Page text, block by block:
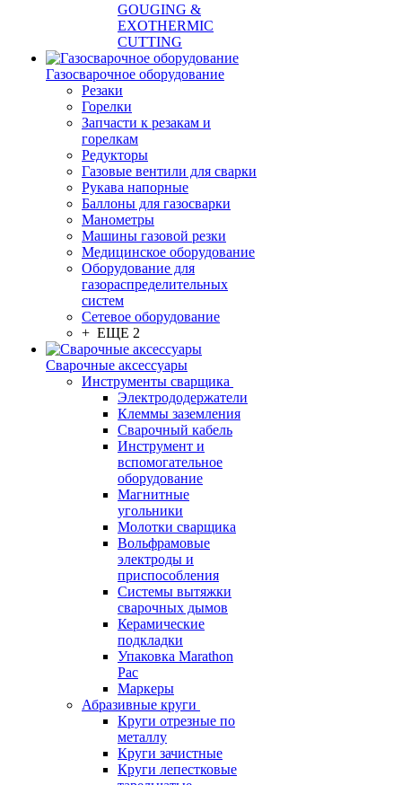
GOUGING &
EXOTHERMIC
CUTTING
Газосварочное оборудование
Резаки
Горелки
Запчасти к резакам и
горелкам
Редукторы
Газовые вентили для сварки
Рукава напорные
Баллоны для газосварки
Манометры
Машины газовой резки
Медицинское оборудование
Оборудование для
газораспределительных
систем
Сетевое оборудование
+ ЕЩЕ 2
Сварочные аксессуары
Инструменты сварщика
Электрододержатели
Клеммы заземления
Сварочный кабель
Инструмент и
вспомогательное
оборудование
Магнитные
угольники
Молотки сварщика
Вольфрамовые
электроды и
приспособления
Системы вытяжки
сварочных дымов
Керамические
подкладки
Упаковка Marathon
Pac
Маркеры
Абразивные круги
Круги отрезные по
металлу
Круги зачистные
Круги лепестковые